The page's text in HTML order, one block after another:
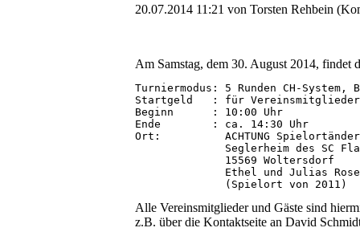
20.07.2014 11:21 von Torsten Rehbein
Am Samstag, dem 30. August 2014, findet
Turniermodus: 5 Runden CH-
Startgeld   : für
Beginn      : 10:00 Uhr
Ende        : ca. 14:30 Uhr
Ort:          ACHTUNG
Seglerheim des SC
              15569 Woltersdorf
Ethel und Julias
              (Spielort von 2011)
Alle Vereinsmitglieder und Gäste sind
z.B. über die Kontaktseite an David